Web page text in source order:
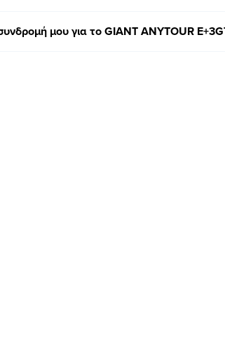
μου για το GIANT ANYTOUR